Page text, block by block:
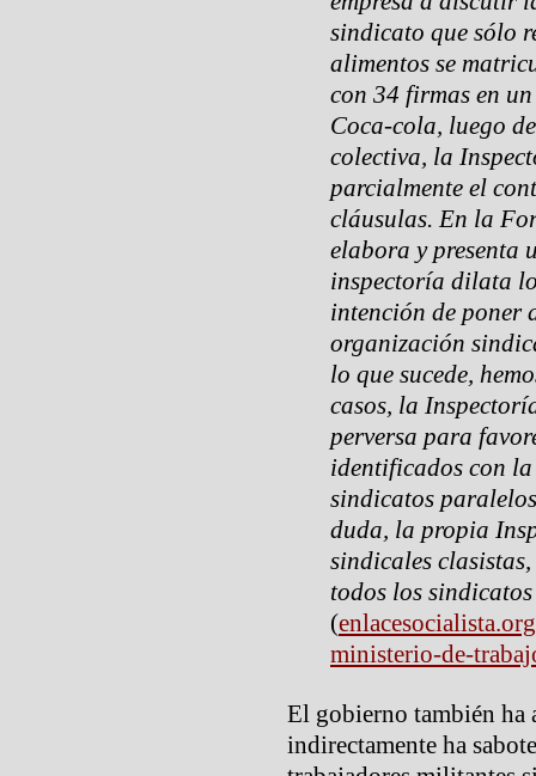
sindicato que sólo
alimentos se
con 34 firmas en
Coca-cola, luego
colectiva, la
parcialmente el
cláusulas. En la
elabora y presenta
inspectoría dilata
intención de poner
organización
lo que sucede,
casos, la
perversa para
identificados con
sindicatos
duda, la propia
sindicales
todos los
(
ministerio-de-
El gobierno también ha
indirectamente ha